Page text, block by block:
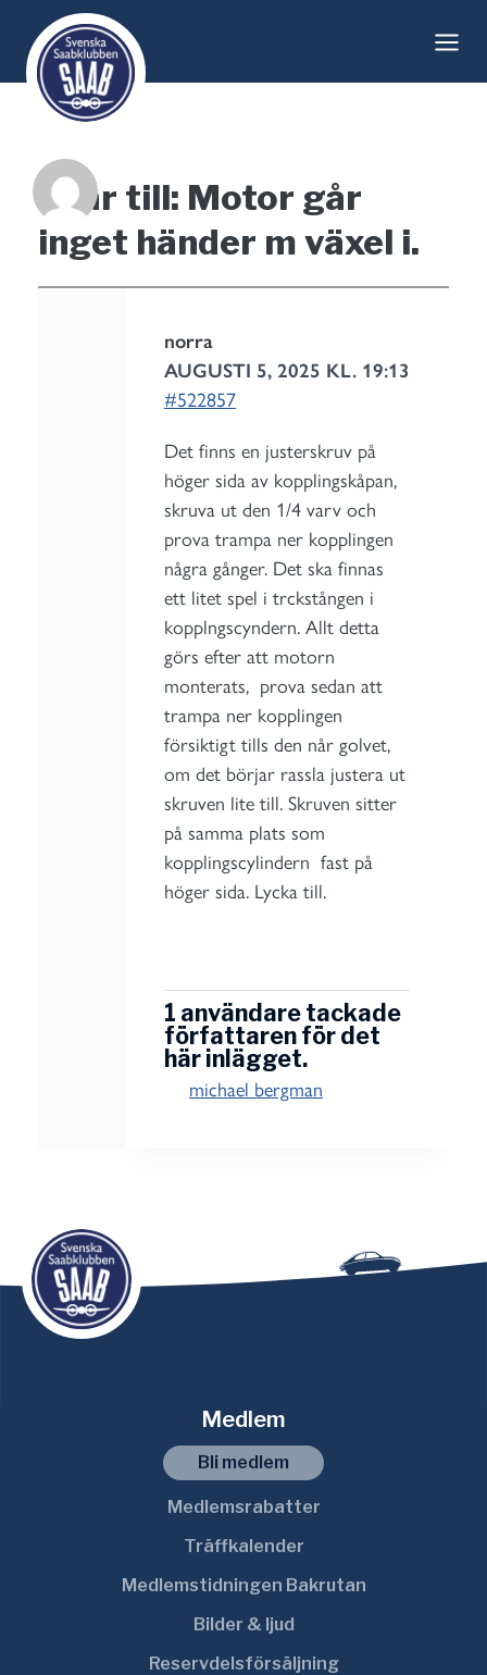
content
Svar till: Motor går
inget händer m växel i.
norra
AUGUSTI 5, 2025 KL. 19:13
#522857
Det finns en justerskruv på
höger sida av kopplingskåpan,
skruva ut den 1/4 varv och
prova trampa ner kopplingen
några gånger. Det ska finnas
ett litet spel i trckstången i
kopplngscyndern. Allt detta
görs efter att motorn
monterats, prova sedan att
trampa ner kopplingen
försiktigt tills den når golvet,
om det börjar rassla justera ut
skruven lite till. Skruven sitter
på samma plats som
kopplingscylindern fast på
höger sida. Lycka till.
1 användare tackade
författaren för det
här inlägget.
michael bergman
Medlem
Bli medlem
Medlemsrabatter
Träffkalender
Medlemstidningen Bakrutan
Bilder & ljud
Reservdelsförsäljning